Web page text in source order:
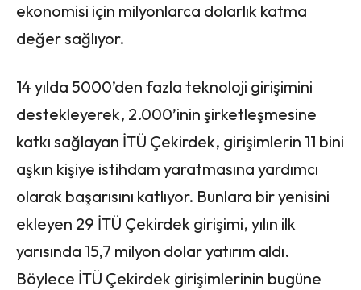
ekonomisi için milyonlarca dolarlık katma
değer sağlıyor.
14 yılda 5000’den fazla teknoloji girişimini
destekleyerek, 2.000’inin şirketleşmesine
katkı sağlayan İTÜ Çekirdek, girişimlerin 11 bini
aşkın kişiye istihdam yaratmasına yardımcı
olarak başarısını katlıyor. Bunlara bir yenisini
ekleyen 29 İTÜ Çekirdek girişimi, yılın ilk
yarısında 15,7 milyon dolar yatırım aldı.
Böylece İTÜ Çekirdek girişimlerinin bugüne